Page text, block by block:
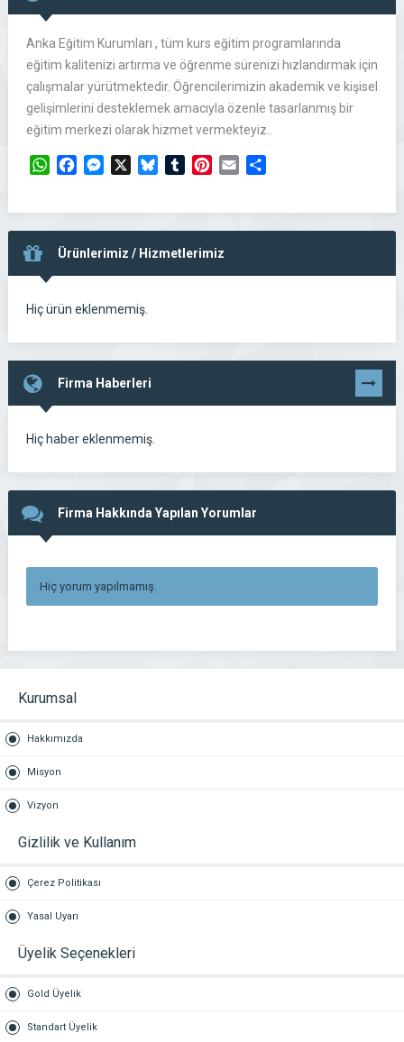
Anka Eğitim Kurumları , tüm kurs eğitim programlarında
eğitim kalitenizi artırma ve öğrenme sürenizi hızlandırmak için
çalışmalar yürütmektedir. Öğrencilerimizin akademik ve kişisel
gelişimlerini desteklemek amacıyla özenle tasarlanmış bir
eğitim merkezi olarak hizmet vermekteyiz..
WhatsAppFacebookMessengerBlueskyTumblrPinterest
Email
Ürünlerimiz / Hizmetlerimiz
Hiç ürün eklenmemiş.
Firma Haberleri Tümünü
Gör
Hiç haber eklenmemiş.
Firma Hakkında Yapılan Yorumlar
Hiç yorum yapılmamış.
Kurumsal
Hakkımızda
Misyon
Vizyon
Gizlilik ve Kullanım
Çerez Politikası
Yasal Uyarı
Üyelik Seçenekleri
Gold Üyelik
Standart Üyelik